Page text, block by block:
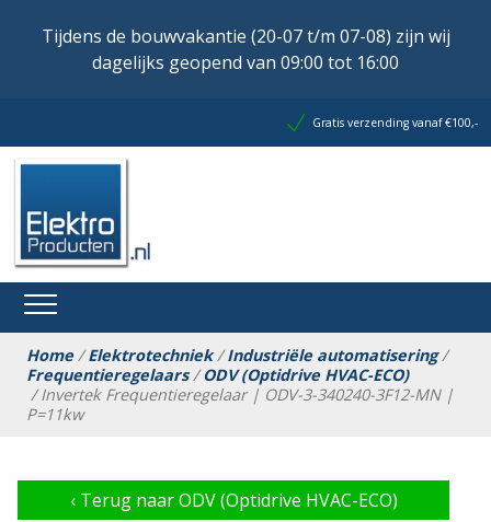
Tijdens de bouwvakantie (20-07 t/m 07-08) zijn wij
dagelijks geopend van 09:00 tot 16:00
Gratis verzending vanaf €100,-
Home/Elektrotechniek/Industriële automatisering/
Frequentieregelaars/ODV (Optidrive HVAC-ECO)
/ Invertek Frequentieregelaar | ODV-3-340240-3F12-MN |
P=11kw
‹Terug naar ODV (Optidrive HVAC-ECO)